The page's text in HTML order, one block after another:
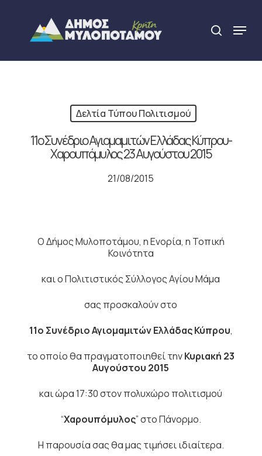
content
search
Menu
Δελτία Τύπου Πολιτισμού
11ο Συνέδριο Αγιομαμιτών Ελλάδας Κύπρου-
Χαρουπόμυλος 23 Αυγούστου 2015
21/08/2015
Ο Δήμος Μυλοποτάμου, η Ενορία, η Τοπική
Κοινότητα
και ο Πολιτιστικός Σύλλογος Αγίου Μάμα
σας προσκαλούν στο
11ο Συνέδριο Αγιομαμιτών Ελλάδας Κύπρου,
το οποίο θα πραγματοποιηθεί τηνΚυριακή 23
Αυγούστου 2015
και ώρα 17:30 στον πολυχώρο πολιτισμού
“Χαρουπόμυλος” στο Πάνορμο.
Η παρουσία σας θα μας τιμήσει ιδιαίτερα.
Close